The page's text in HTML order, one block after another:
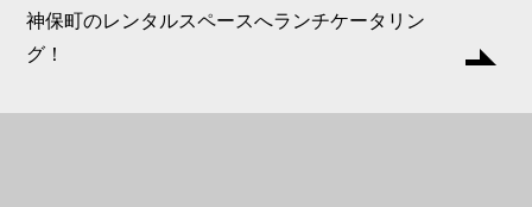
神保町のレンタルスペースへランチケータリン
グ！